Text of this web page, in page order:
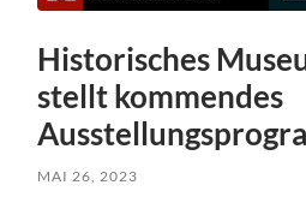
Historisches
stellt kommendes
MAI 26, 2023